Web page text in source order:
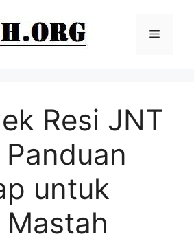
Menu
Resi JNT
untuk